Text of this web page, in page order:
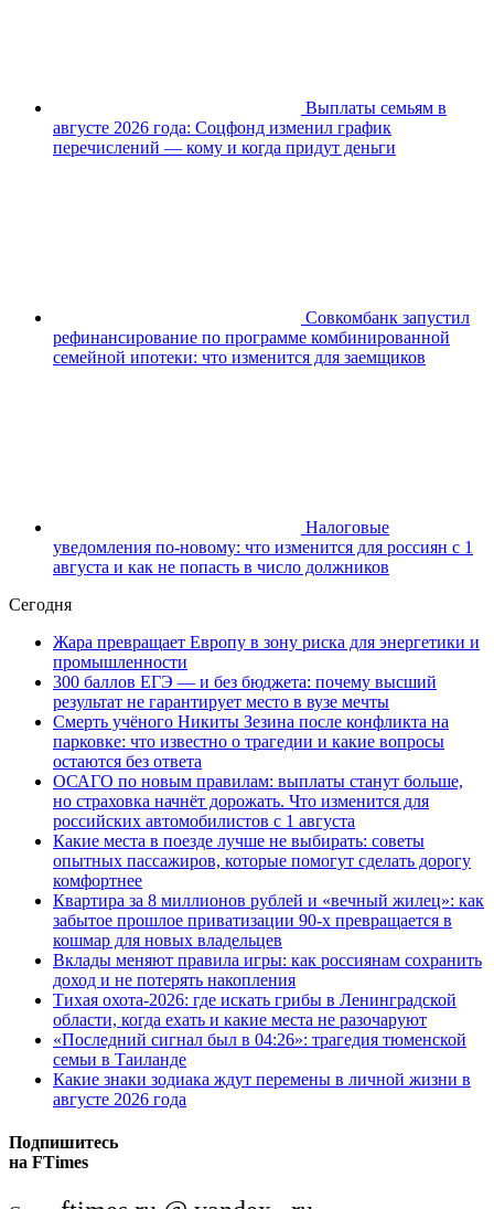
Выплаты семьям в
августе 2026 года: Соцфонд изменил график
перечислений — кому и когда придут деньги
Совкомбанк запустил
рефинансирование по программе комбинированной
семейной ипотеки: что изменится для заемщиков
Налоговые
уведомления по-новому: что изменится для россиян с 1
августа и как не попасть в число должников
Сегодня
Жара превращает Европу в зону риска для энергетики и
промышленности
300 баллов ЕГЭ — и без бюджета: почему высший
результат не гарантирует место в вузе мечты
Смерть учёного Никиты Зезина после конфликта на
парковке: что известно о трагедии и какие вопросы
остаются без ответа
ОСАГО по новым правилам: выплаты станут больше,
но страховка начнёт дорожать. Что изменится для
российских автомобилистов с 1 августа
Какие места в поезде лучше не выбирать: советы
опытных пассажиров, которые помогут сделать дорогу
комфортнее
Квартира за 8 миллионов рублей и «вечный жилец»: как
забытое прошлое приватизации 90-х превращается в
кошмар для новых владельцев
Вклады меняют правила игры: как россиянам сохранить
доход и не потерять накопления
Тихая охота-2026: где искать грибы в Ленинградской
области, когда ехать и какие места не разочаруют
«Последний сигнал был в 04:26»: трагедия тюменской
семьи в Таиланде
Какие знаки зодиака ждут перемены в личной жизни в
августе 2026 года
Подпишитесь
на FTimes